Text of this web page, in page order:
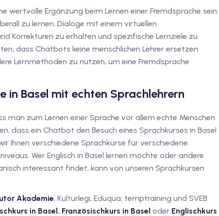
wertvolle Ergänzung beim Lernen einer Fremdsprache sein.
zu lernen, Dialoge mit einem virtuellen
Korrekturen zu erhalten und spezifische Lernziele zu
dass Chatbots keine menschlichen Lehrer ersetzen
Lernmethoden zu nutzen, um eine Fremdsprache
in Basel mit echten Sprachlehrern
man zum Lernen einer Sprache vor allem echte Menschen
dass ein Chatbot den Besuch eines Sprachkurses in Basel
Ihnen verschiedene Sprachkurse für verschiedene
Wer Englisch in Basel lernen möchte oder andere
interessant findet, kann von unseren Sprachkursen
Akademie, Kulturlegi, Eduqua, temptraining und SVEB
in Basel, Französischkurs in Basel oder Englischkurs